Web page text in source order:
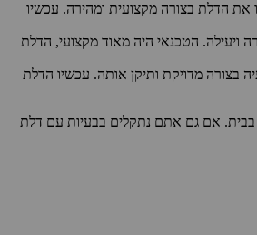
את הדלת בצורה מקצועית ומהירה. עכשיו
ויעילה. הטכנאי היה מאוד מקצועי, הדלת
בצורה מדויקת ותיקן אותה. עכשיו הדלת
בבית. אם גם אתם נתקלים בבעיות עם דלת